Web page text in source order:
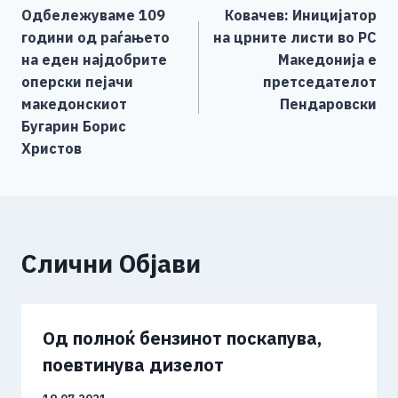
o
o
k
g
er
p n
k
на
напис
Одбележуваме 109
години од раѓањето
на еден најдобрите
оперски пејачи
македонскиот
Бугарин Борис
Христов
Ковачев: Иницијатор
на црните листи во РС
Македонија е
претседателот
Пендаровски
Слични Објави
Од полноќ бензинот поскапува,
поевтинува дизелот